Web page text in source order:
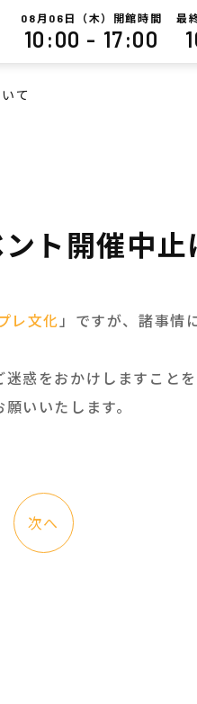
08 月 06 日（木）開館時間
10:00 - 17:00
最
て
ト開催中
レ文化」ですが、諸事情
惑をおかけしますことを
いいたします。
次へ